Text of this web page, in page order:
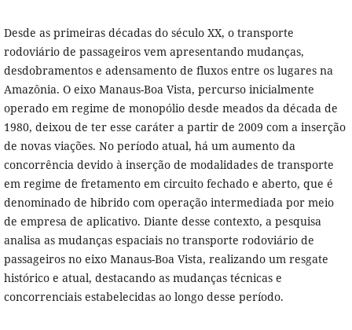
Desde as primeiras décadas do século XX, o transporte
rodoviário de passageiros vem apresentando mudanças,
desdobramentos e adensamento de fluxos entre os lugares na
Amazônia. O eixo Manaus-Boa Vista, percurso inicialmente
operado em regime de monopólio desde meados da década de
1980, deixou de ter esse caráter a partir de 2009 com a inserção
de novas viações. No período atual, há um aumento da
concorrência devido à inserção de modalidades de transporte
em regime de fretamento em circuito fechado e aberto, que é
denominado de hibrido com operação intermediada por meio
de empresa de aplicativo. Diante desse contexto, a pesquisa
analisa as mudanças espaciais no transporte rodoviário de
passageiros no eixo Manaus-Boa Vista, realizando um resgate
histórico e atual, destacando as mudanças técnicas e
concorrenciais estabelecidas ao longo desse período.